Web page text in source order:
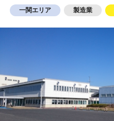
一関エリア 製造業